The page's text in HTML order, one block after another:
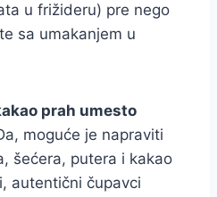
u frižideru) pre nego
sa umakanjem u
prah umesto
moguće je napraviti
šećera, putera i kakao
autentični čupavci